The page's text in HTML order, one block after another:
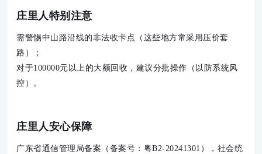
庄里人特别注意
需警惕中山路沿线的非法收卡点（这些地方常采用压价套
路）；
对于100000元以上的大额回收，建议分批操作（以防系统风
控）。
庄里人安心保障
广东省通信管理局备案（备案号：粤B2-20241301），社会统